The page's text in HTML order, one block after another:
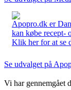
Apopro.dk er
kan købe recept-
Klik her for at se
Se udvalget på
Vi har gennemgået